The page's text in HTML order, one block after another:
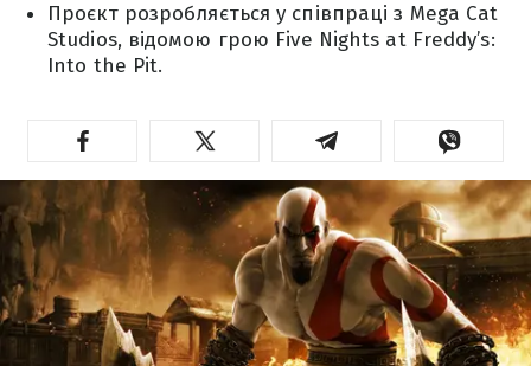
Проєкт розробляється у співпраці з Mega Cat
Studios, відомою грою Five Nights at Freddy’s:
Into the Pit.